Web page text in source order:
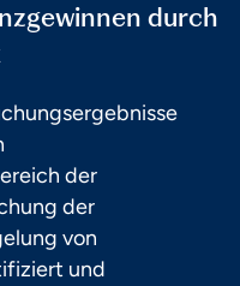
durch
der
der
von
und